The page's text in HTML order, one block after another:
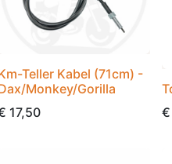
Teller Kabel (71cm) -
Monkey/Gorilla
17,50
€